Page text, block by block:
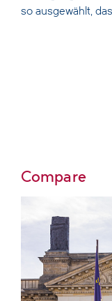
so ausgewählt,
Compare